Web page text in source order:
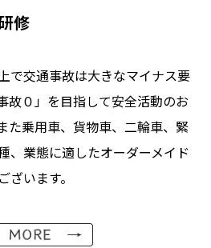
修
で交通事故は大きなマイナス要
故０」を目指して安全活動のお
た乗用車、貨物車、二輪車、緊
、業態に適したオーダーメイド
います。